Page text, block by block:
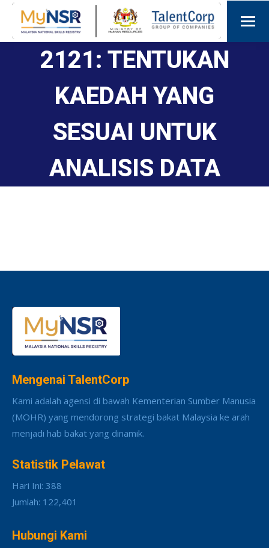
2121: TENTUKAN
KAEDAH YANG
SESUAI UNTUK
ANALISIS DATA
Mengenai TalentCorp
Kami adalah agensi di bawah Kementerian Sumber Manusia
(MOHR) yang mendorong strategi bakat Malaysia ke arah
menjadi hab bakat yang dinamik.
Statistik Pelawat
Hari Ini: 388
Jumlah: 122,401
Hubungi Kami